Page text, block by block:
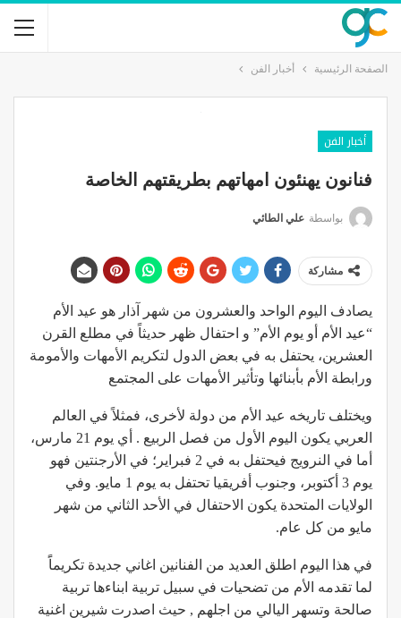
الصفحة الرئيسية أخبار الفن
أخبار الفن
فنانون يهنئون امهاتهم بطريقتهم الخاصة
بواسطة علي الطائي
مشاركة
يصادف اليوم الواحد والعشرون من شهر آذار هو عيد الأم
“عيد الأم أو يوم الأم” و احتفال ظهر حديثاً في مطلع القرن
العشرين، يحتفل به في بعض الدول لتكريم الأمهات والأمومة
ورابطة الأم بأبنائها وتأثير الأمهات على المجتمع
ويختلف تاريخه عيد الأم من دولة لأخرى، فمثلاً في العالم
العربي يكون اليوم الأول من فصل الربيع . أي يوم 21 مارس،
أما في النرويج فيحتفل به في 2 فبراير؛ في الأرجنتين فهو
يوم 3 أكتوبر، وجنوب أفريقيا تحتفل به يوم 1 مايو. وفي
الولايات المتحدة يكون الاحتفال في الأحد الثاني من شهر
مايو من كل عام.
في هذا اليوم اطلق العديد من الفنانين اغاني جديدة تكريماًَ
لما تقدمه الأم من تضحيات في سبيل تربية ابناءها تربية
صالحة وتسهر اليالي من اجلهم , حيث اصدرت شيرين اغنية